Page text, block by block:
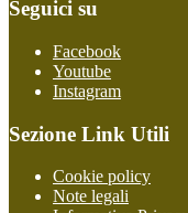
Seguici su
Facebook
Youtube
Instagram
Sezione Link Utili
Cookie policy
Note legali